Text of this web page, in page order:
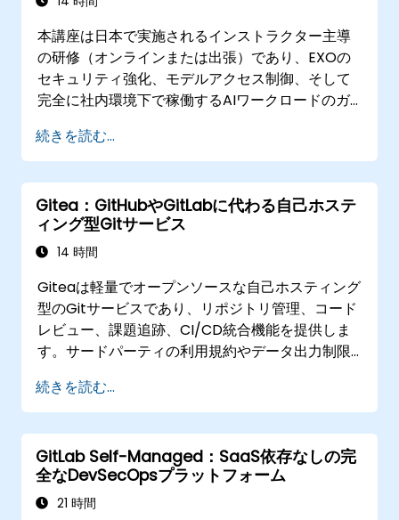
本講座は日本で実施されるインストラクター主導
の研修（オンラインまたは出張）であり、EXOの
セキュリティ強化、モデルアクセス制御、そして
完全に社内環境下で稼働するAIワークロードのガ
ンプライアンス担当者向けです。
続きを読む...
Gitea：GitHubやGitLabに代わる自己ホステ
ィング型Gitサービス
14 時間
Giteaは軽量でオープンソースな自己ホスティング
型のGitサービスであり、リポジトリ管理、コード
レビュー、課題追跡、CI/CD統合機能を提供しま
す。サードパーティの利用規約やデータ出力制限
たちで管理したいチームにとって、GitHubや
GitLab.comに次ぐ人気の選択肢となりつつありま
す。
続きを読む...
GitLab Self-Managed：SaaS依存なしの完
全なDevSecOpsプラットフォーム
21 時間